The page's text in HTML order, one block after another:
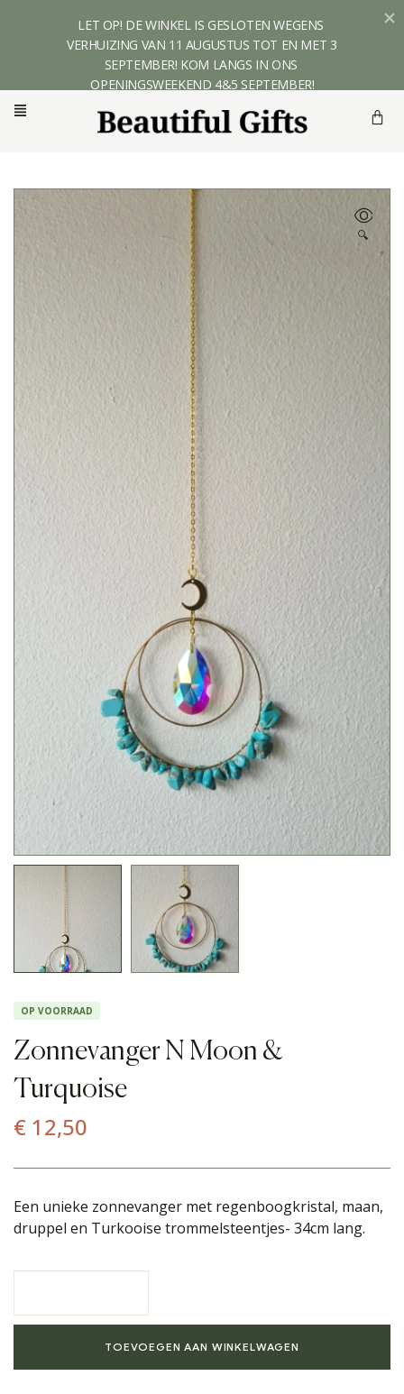
🔍
OP VOORRAAD
Zonnevanger N Moon &
Turquoise
€ 12,50
Een unieke zonnevanger met regenboogkristal, maan,
druppel en Turkooise trommelsteentjes- 34cm lang.
TOEVOEGEN AAN WINKELWAGEN
LET OP! DE WINKEL IS GESLOTEN WEGENS
VERHUIZING VAN 11 AUGUSTUS TOT EN MET 3
SEPTEMBER! KOM LANGS IN ONS
OPENINGSWEEKEND 4&5 SEPTEMBER!